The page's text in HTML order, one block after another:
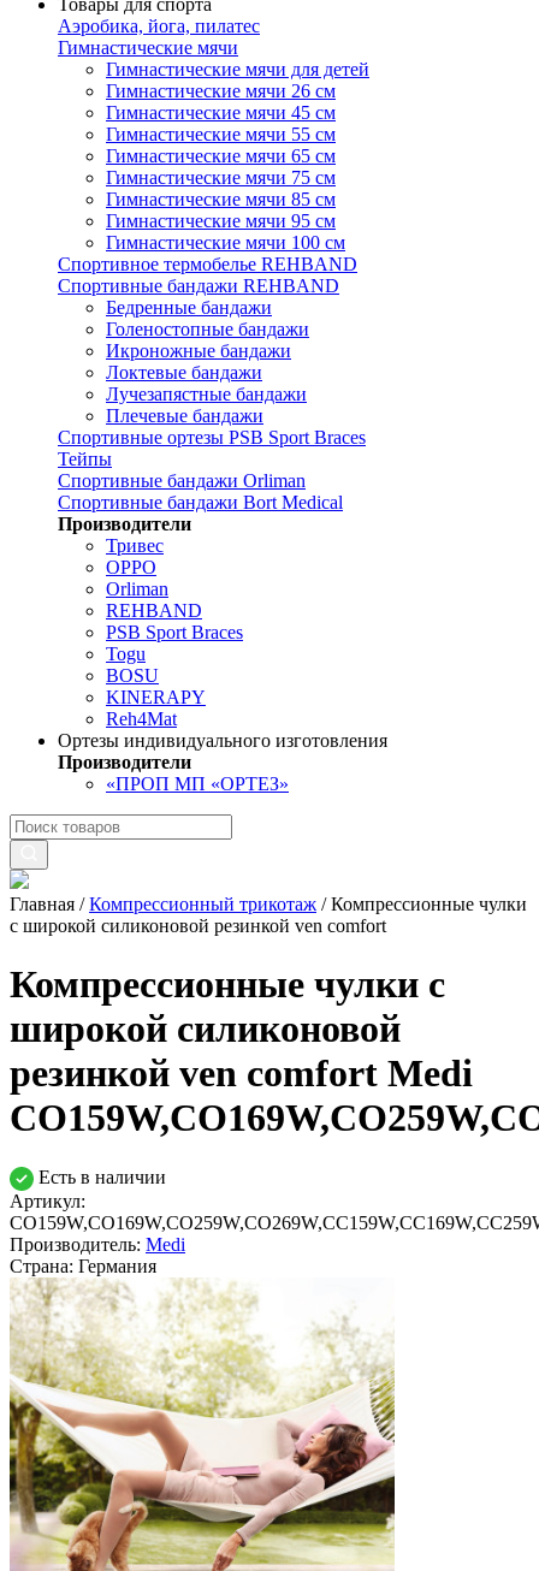
Товары для спорта
Аэробика, йога, пилатес
Гимнастические мячи
Гимнастические мячи для детей
Гимнастические мячи 26 см
Гимнастические мячи 45 см
Гимнастические мячи 55 см
Гимнастические мячи 65 см
Гимнастические мячи 75 см
Гимнастические мячи 85 см
Гимнастические мячи 95 см
Гимнастические мячи 100 см
Спортивное термобелье REHBAND
Спортивные бандажи REHBAND
Бедренные бандажи
Голеностопные бандажи
Икроножные бандажи
Локтевые бандажи
Лучезапястные бандажи
Плечевые бандажи
Спортивные ортезы PSB Sport Braces
Тейпы
Спортивные бандажи Orliman
Спортивные бандажи Bort Medical
Производители
Тривес
OPPO
Orliman
REHBAND
PSB Sport Braces
Togu
BOSU
KINERAPY
Reh4Mat
Ортезы индивидуального изготовления
Производители
«ПРОП МП «ОРТЕЗ»
Главная /Компрессионный трикотаж /Компрессионные чулки
с широкой силиконовой резинкой ven comfort
Компрессионные чулки с
широкой силиконовой
резинкой ven comfort Medi
Есть в наличии
Артикул:
Производитель: Medi
Страна: Германия